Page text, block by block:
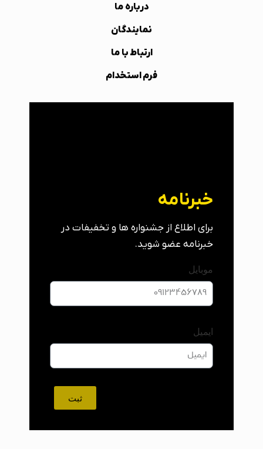
درباره ما
نمایندگان
ارتباط با ما
فرم استخدام
خبرنامه
برای اطلاع از جشنواره ها و تخفیفات در
خبرنامه عضو شوید.
موبایل
ایمیل
ثبت